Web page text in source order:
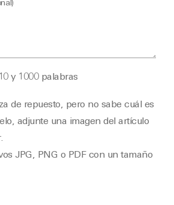
y 1000 palabras
de repuesto, pero no sabe cuál es
adjunte una imagen del artículo
JPG, PNG o PDF con un tamaño